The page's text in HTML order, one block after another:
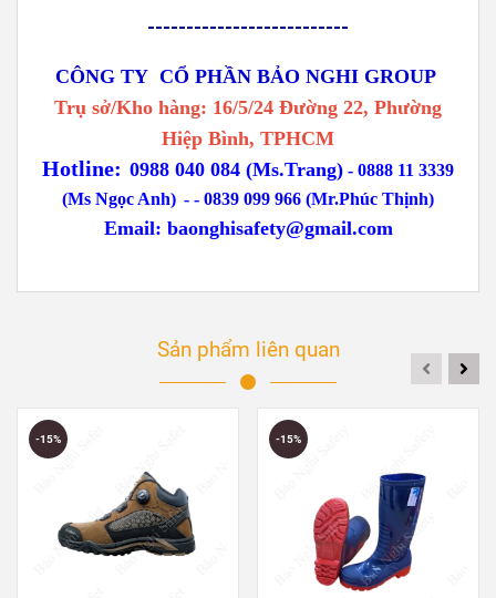
--------------------------
CÔNG TY CỔ PHẦN BẢO NGHI GROUP
Trụ sở/Kho hàng: 16/5/24 Đường 22, Phường
Hiệp Bình, TPHCM
Hotline: 0988 040 084 (Ms.Trang) - 0888 11 3339
(Ms Ngọc Anh) - - 0839 099 966 (Mr.Phúc Thịnh)
Email: baonghisafety@gmail.com
Sản phẩm liên quan
-15% -15%